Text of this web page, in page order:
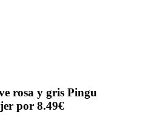
rosa y gris Pingu
por 8.49€